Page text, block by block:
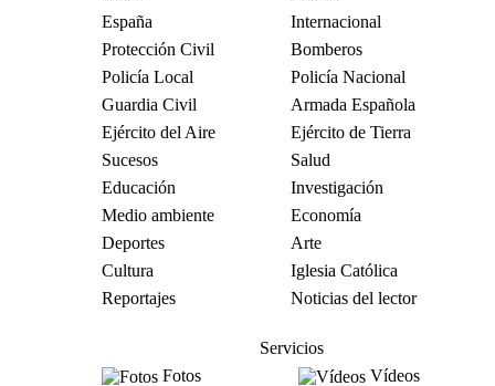
España
Internacional
Protección Civil
Bomberos
Policía Local
Policía Nacional
Guardia Civil
Armada Española
Ejército del Aire
Ejército de Tierra
Sucesos
Salud
Educación
Investigación
Medio ambiente
Economía
Deportes
Arte
Cultura
Iglesia Católica
Reportajes
Noticias del lector
Servicios
Fotos
Vídeos